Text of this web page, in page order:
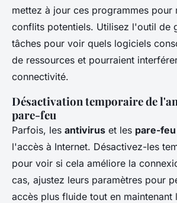
mettez à jour ces programmes pour
conflits potentiels. Utilisez l'outil de
tâches pour voir quels logiciels
de ressources et pourraient
connectivité.
Désactivation temporaire de
pare-feu
Parfois, les antivirus et les pare-feu
l'accès à Internet. Désactivez-les
pour voir si cela améliore la
cas, ajustez leurs paramètres pour
accès plus fluide tout en maintenant